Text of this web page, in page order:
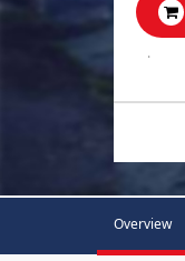
.
Overview